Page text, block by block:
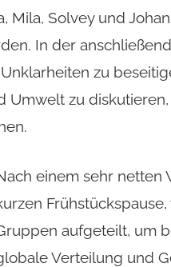
Mila, Solvey und
In der
zu
Umwelt zu
einem sehr netten
aufgeteilt, um
Verteilung und